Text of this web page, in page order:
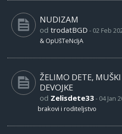
NUDIZAM
od trodatBGD - 02 Feb
& OpUšTeNcIjA
ŽELIMO DETE,
DEVOJKE
od Zelisdete33- 04 Jan
brakovi i roditeljstvo